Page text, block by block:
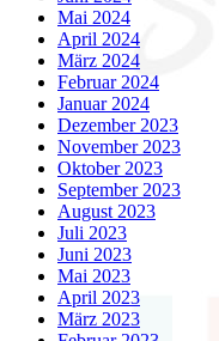
Mai 2024
April 2024
März 2024
Februar 2024
Januar 2024
Dezember 2023
November 2023
Oktober 2023
September 2023
August 2023
Juli 2023
Juni 2023
Mai 2023
April 2023
März 2023